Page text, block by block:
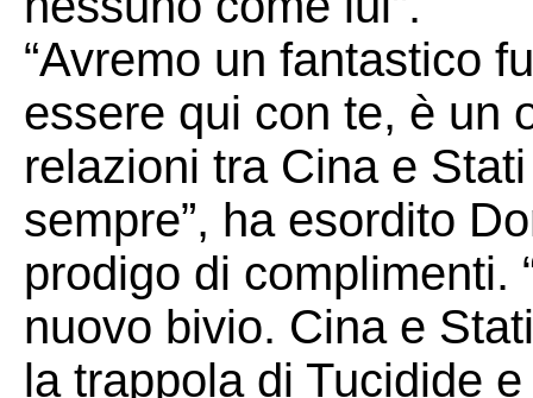
“Avremo un fantastico
essere qui con te, è un
relazioni tra Cina e
sempre”, ha esordito
prodigo di complimenti.
nuovo bivio. Cina e
la trappola di Tucidide